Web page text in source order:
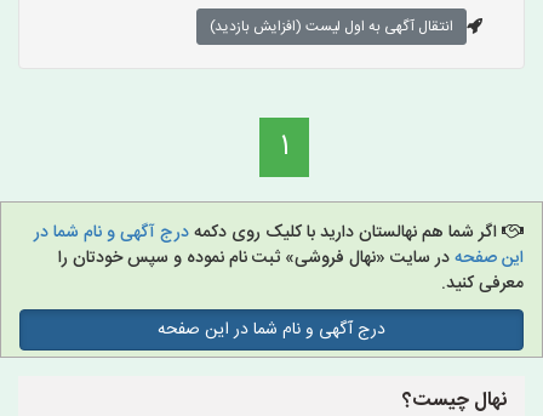
انتقال آگهی به اول لیست (افزایش بازدید)
1
اگر شما هم نهالستان دارید با کلیک روی دکمهدرج آگهی و نام شما در
این صفحهدر سایت «نهال فروشی» ثبت نام نموده و سپس خودتان را
معرفی کنید.
درج آگهی و نام شما در این صفحه
نهال چیست؟